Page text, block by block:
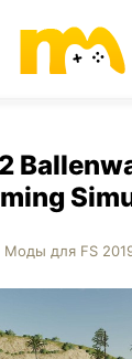
Моды для FS